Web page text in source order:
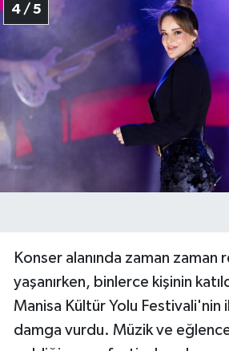
4 / 5
Konser alanında zaman
yaşanırken, binlerce kişinin
Manisa Kültür Yolu Festivali'nin
damga vurdu. Müzik ve